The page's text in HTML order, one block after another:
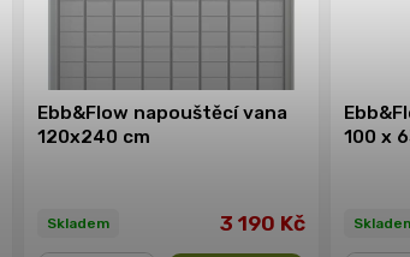
Ebb&Flow napouštěcí vana
120x240 cm
Skladem 3 190 Kč
100 x